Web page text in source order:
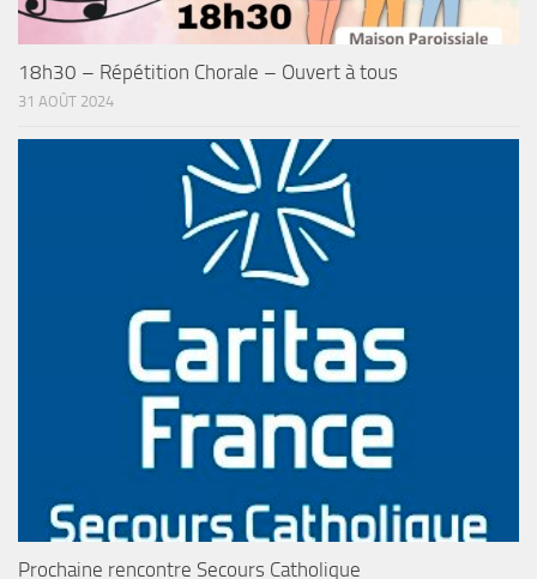
18h30 – Répétition Chorale – Ouvert à tous
31 AOÛT 2024
Prochaine rencontre Secours Catholique